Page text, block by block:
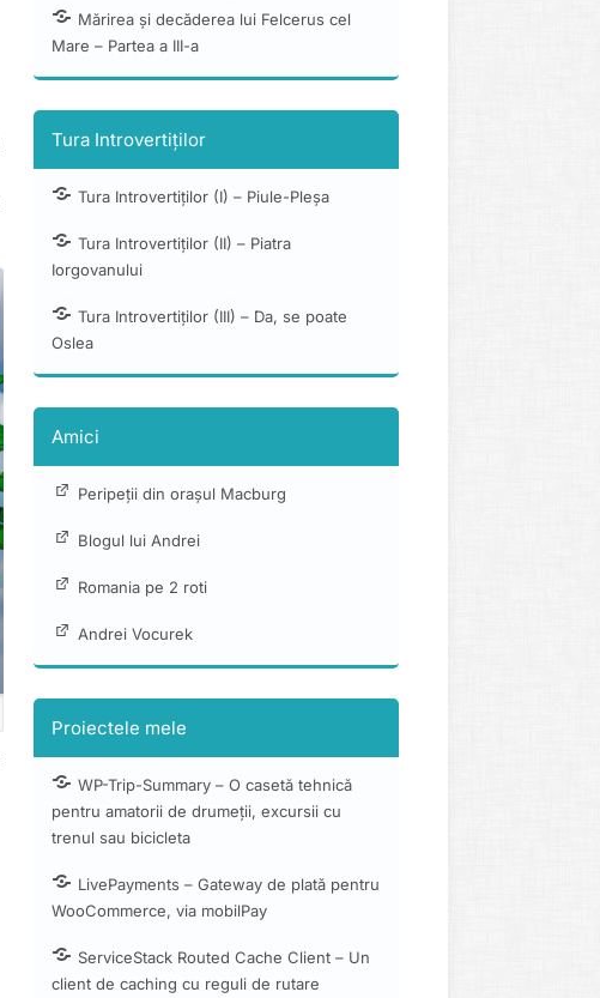
Mărirea și decăderea lui Felcerus cel
Mare – Partea a III-a
Tura Introvertiților
Tura Introvertiților (I) – Piule-Pleșa
Tura Introvertiților (II) – Piatra
Iorgovanului
Tura Introvertiților (III) – Da, se poate
Oslea
Amici
Peripeții din orașul Macburg
Blogul lui Andrei
Romania pe 2 roti
Andrei Vocurek
Proiectele mele
WP-Trip-Summary – O casetă tehnică
pentru amatorii de drumeții, excursii cu
trenul sau bicicleta
LivePayments – Gateway de plată pentru
WooCommerce, via mobilPay
ServiceStack Routed Cache Client – Un
client de caching cu reguli de rutare